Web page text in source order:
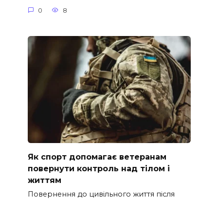
0 8
Як спорт допомагає ветеранам
повернути контроль над тілом і
життям
Повернення до цивільного життя після